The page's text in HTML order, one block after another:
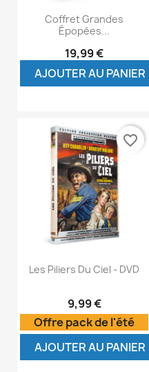
Coffret Grandes
Épopées...
19,99 €
AJOUTER AU PANIER
Les Piliers Du Ciel - DVD
9,99 €
Offre pack de l'été
AJOUTER AU PANIER
favorite_border